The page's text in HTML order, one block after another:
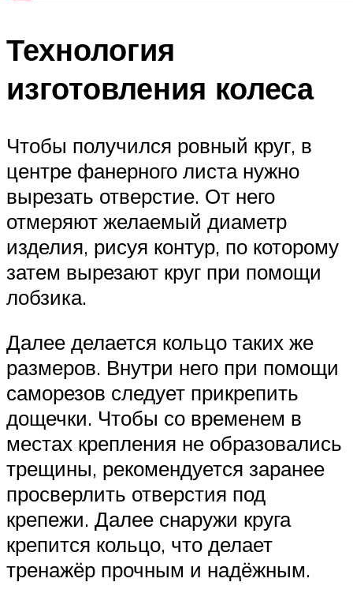
Технология
изготовления колеса
Чтобы получился ровный круг, в
центре фанерного листа нужно
вырезать отверстие. От него
отмеряют желаемый диаметр
изделия, рисуя контур, по которому
затем вырезают круг при помощи
лобзика.
Далее делается кольцо таких же
размеров. Внутри него при помощи
саморезов следует прикрепить
дощечки. Чтобы со временем в
местах крепления не образовались
трещины, рекомендуется заранее
просверлить отверстия под
крепежи. Далее снаружи круга
крепится кольцо, что делает
тренажёр прочным и надёжным.